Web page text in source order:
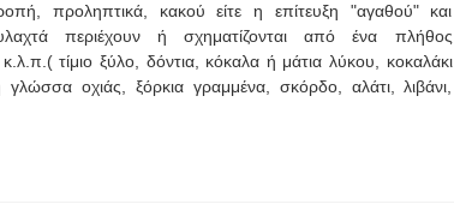
προληπτικά, κακού είτε η επίτευξη "αγαθού" και
περιέχουν ή σχηματίζονται από ένα πλήθος
κ.λ.π.( τίμιο ξύλο, δόντια, κόκαλα ή μάτια λύκου, κοκαλάκι
γλώσσα οχιάς, ξόρκια γραμμένα, σκόρδο, αλάτι, λιβάνι,